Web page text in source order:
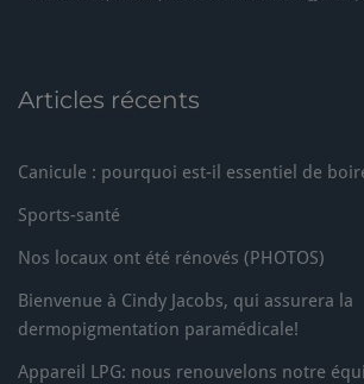
maximisée 💪
Photo
Voir sur Facebook
Articles récents
Canicule : pourquoi est-il essentiel de
Sports-santé
Nos locaux ont été rénovés (PHOTOS)
Bienvenue à Cindy Jacobs, qui assurera la
dermopigmentation paramédicale!
Appareil LPG: nous renouvelons notre